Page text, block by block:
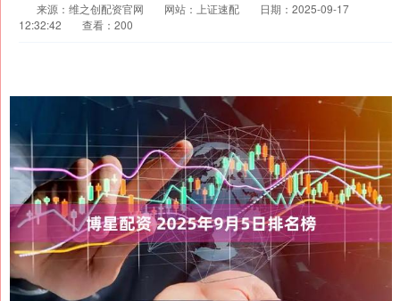
来源：维之创配资官网 网站：上证速配
日期：2025-09-17
12:32:42
查看：200